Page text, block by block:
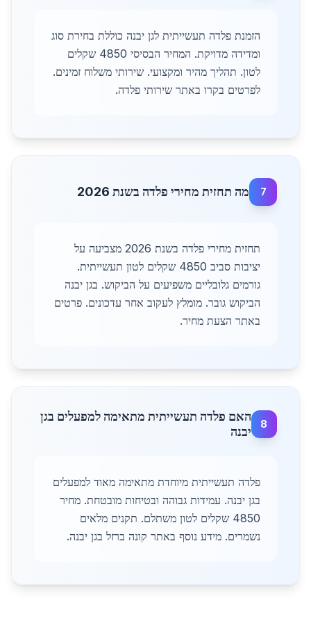
הזמנת פלדה תעשייתית לגן יבנה כוללת בחירת סוג
ומדידה מדויקת. המחיר הבסיסי 4850 שקלים
לטון. תהליך מהיר ומקצועי. שירותי משלוח זמינים.
לפרטים בקרו באתר שירותי פלדה.
7 מה תחזית מחירי פלדה בשנת 2026
תחזית מחירי פלדה בשנת 2026 מצביעה על
יציבות סביב 4850 שקלים לטון תעשייתית.
גורמים גלובליים משפיעים על הביקוש. בגן יבנה
הביקוש גובר. מומלץ לעקוב אחר עדכונים. פרטים
באתר הצעת מחיר.
8
האם פלדה תעשייתית מתאימה למפעלים בגן
יבנה
פלדה תעשייתית מיוחדת מתאימה מאוד למפעלים
בגן יבנה. עמידות גבוהה ובטיחות מובטחת. מחיר
4850 שקלים לטון משתלם. תקנים מלאים
נשמרים. מידע נוסף באתר קונה ברזל בגן יבנה.